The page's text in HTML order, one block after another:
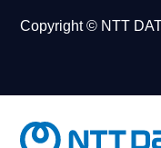
Copyright © NTT